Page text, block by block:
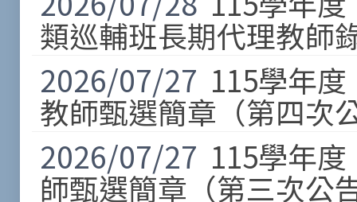
類巡輔班長期代理教師
2026/07/27 115學年
教師甄選簡章（第四次
2026/07/27 115學年
師甄選簡章（第三次公